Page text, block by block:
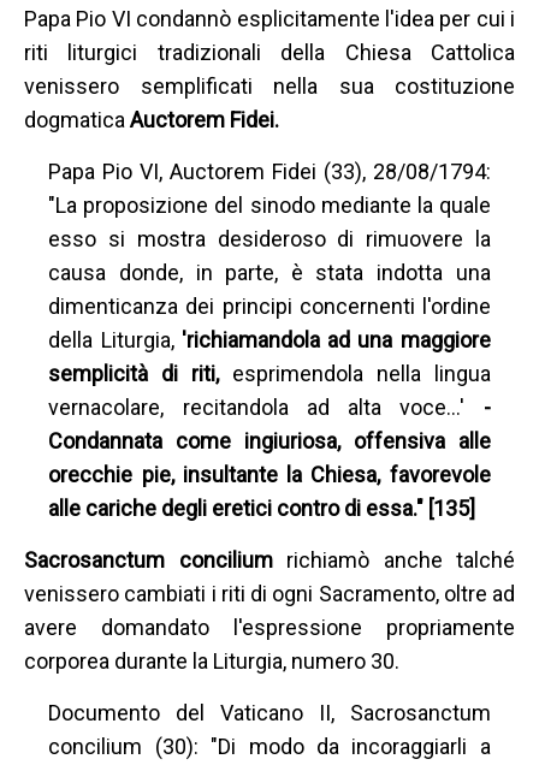
Papa Pio VI condannò esplicitamente l'idea per cui i
riti liturgici tradizionali della Chiesa Cattolica
venissero semplificati nella sua costituzione
dogmatica Auctorem Fidei.
Papa Pio VI, Auctorem Fidei (33), 28/08/1794:
"La proposizione del sinodo mediante la quale
esso si mostra desideroso di rimuovere la
causa donde, in parte, è stata indotta una
dimenticanza dei principi concernenti l'ordine
della Liturgia, 'richiamandola ad una maggiore
semplicità di riti, esprimendola nella lingua
vernacolare, recitandola ad alta voce…' -
Condannata come ingiuriosa, offensiva alle
orecchie pie, insultante la Chiesa, favorevole
alle cariche degli eretici contro di essa." [135]
Sacrosanctum concilium richiamò anche talché
venissero cambiati i riti di ogni Sacramento, oltre ad
avere domandato l'espressione propriamente
corporea durante la Liturgia, numero 30.
Documento del Vaticano II, Sacrosanctum
concilium (30): "Di modo da incoraggiarli a